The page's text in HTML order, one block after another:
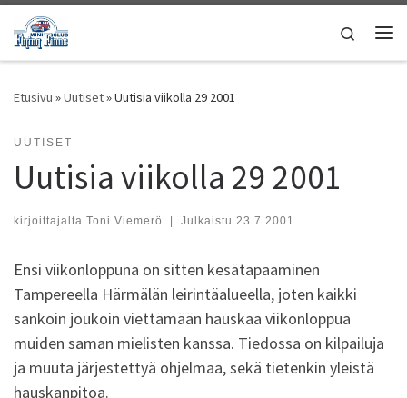
Skip to content
Search
Etusivu »Uutiset»Uutisia viikolla 29 2001
UUTISET
Uutisia viikolla 29 2001
kirjoittajalta Toni Viemerö | Julkaistu 23.7.2001
Ensi viikonloppuna on sitten kesätapaaminen
Tampereella Härmälän leirintäalueella, joten kaikki
sankoin joukoin viettämään hauskaa viikonloppua
muiden saman mielisten kanssa. Tiedossa on kilpailuja
ja muuta järjestettyä ohjelmaa, sekä tietenkin yleistä
hauskanpitoa.